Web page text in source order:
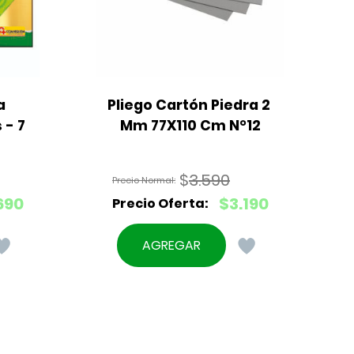
- 7
Pliego Cartón Piedra 2
Mm 77X110 Cm N°12
$3.590
El
precio
original
$3.190
El
precio
actual
AGREGAR